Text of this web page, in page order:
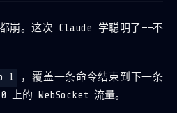
崩。这次 Claude 学聪明了——不
1
，覆盖一条命令结束到下一条
上的 WebSocket 流量。